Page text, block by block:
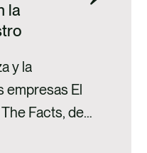
la
y la
empresas El
Facts, de